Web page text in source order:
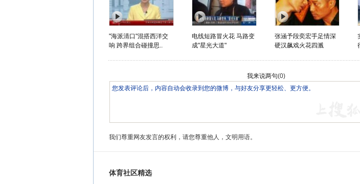
"海派清口"混搭西洋交
响 跨界组合碰撞思..
电线短路冒火花 马路变
成"星光大道"
张涵予段奕宏手足情深
硬汉飙戏火花四溅
我来说两句(0)
我们尊重网友发言的权利，请您尊重他人，文明用语。
体育社区精选